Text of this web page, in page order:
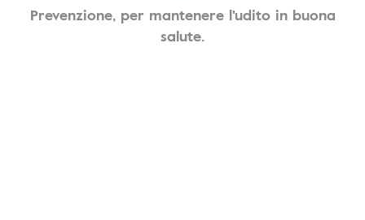
Prevenzione, per mantenere l'udito in buona
salute.